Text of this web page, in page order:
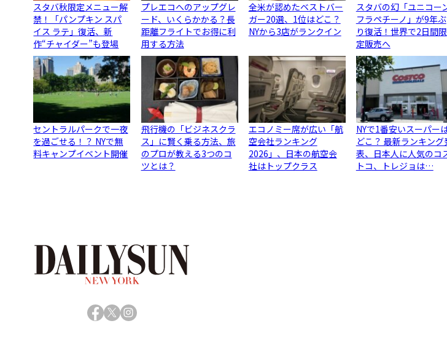
スタバ秋限定メニュー解
禁！「パンプキン スパ
イス ラテ」復活、新
作“チャイダー”も登場
プレエコへのアップグレ
ード、いくらかかる？長
距離フライトでお得に利
用する方法
全米が認めたベストバー
ガー20選、1位はどこ？
NYから3店がランクイン
スタバの幻「ユニコー
フラペチーノ」が9年ぶ
り復活！世界で2日間限
定販売へ
セントラルパークで一夜
を過ごせる！？ NYで無
料キャンプイベント開催
飛行機の「ビジネスクラ
ス」に賢く乗る方法、旅
のプロが教える3つのコ
ツとは？
エコノミー席が広い「航
空会社ランキング
2026」、日本の航空会
社はトップクラス
NYで1番安いスーパー
どこ？ 最新ランキング
表、日本人に人気のコ
トコ、トレジョは…
Facebook
X Instagram